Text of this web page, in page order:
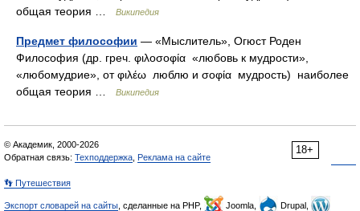
общая теория …
Википедия
Предмет философии — «Мыслитель», Огюст Роден
Философия (др. греч. φιλοσοφία «любовь к мудрости»,
«любомудрие», от φιλέω люблю и σοφία мудрость) наиболее
общая теория …
Википедия
18+
© Академик, 2000-2026
Обратная связь: Техподдержка Реклама на сайте
👣 Путешествия
Экспорт словарей на сайты , сделанные на PHP, Joomla,
Drupal,